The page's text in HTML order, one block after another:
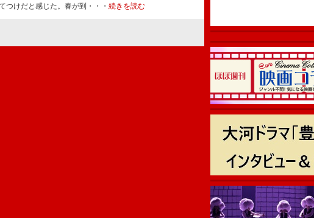
つけだと感じた。春が到・・・ 続きを読む